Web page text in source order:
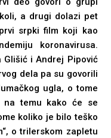
a drugi dolazi pet
srpki film koji kao
koronavirusa.
Glišić i Andrej Pipović
dela pa su govorili
ugla, o tome
na temu kako će se
koliko je bilo teško
o trilerskom zapletu